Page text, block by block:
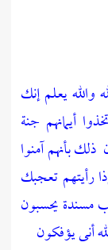
والله يعلم إنك
أيمانهم جنة
ذلك بأنهم آمنوا
رأيتهم تعجبك
مسندة يحسبون
أنى يؤفكون